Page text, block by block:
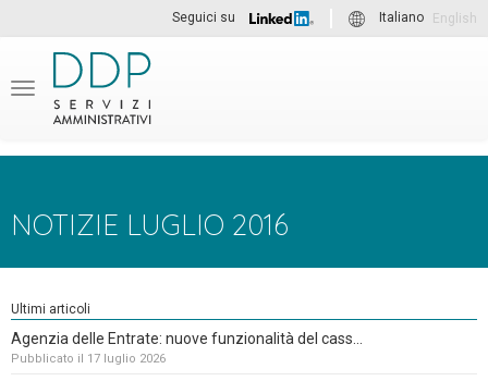
Seguici su Italiano English
Menu
NOTIZIE LUGLIO 2016
Ultimi articoli
Agenzia delle Entrate: nuove funzionalità del cass...
Pubblicato il 17 luglio 2026